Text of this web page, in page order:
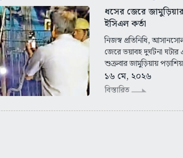
ধসের জেরে
ইসিএল কর্তা
নিজস্ব প্রতিনিধি,
জেরে ভয়াবহ দুর্ঘটনা
শুক্রবার জামুড়িয়ায়
১৬ মে, ২০২৬
বিস্তারিত